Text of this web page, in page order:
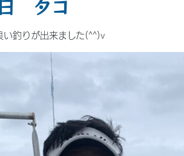
タコ
い釣りが出来ました(^^)v